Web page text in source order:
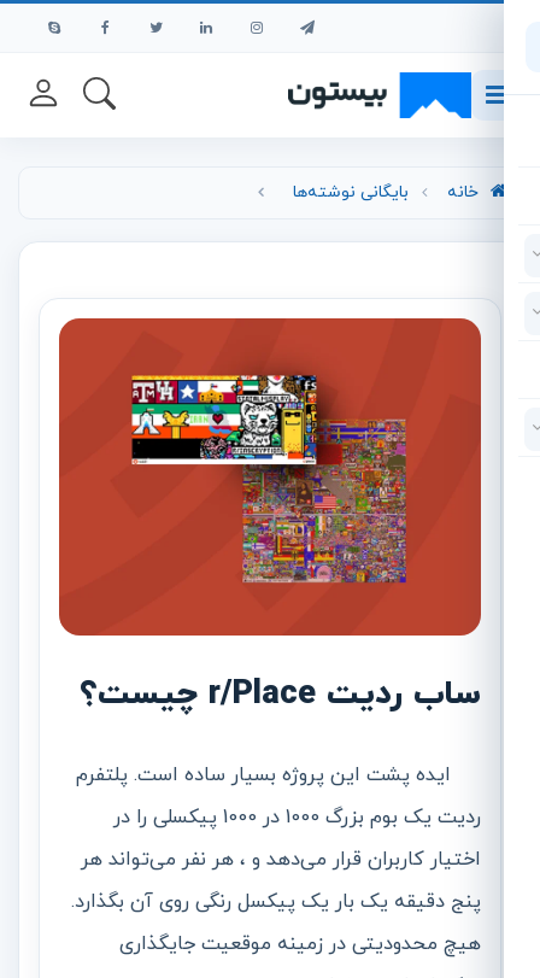
خانه بایگانی نوشته‌ها
ساب ردیت r/Place چیست؟
ایده پشت این پروژه بسیار ساده است. پلتفرم
ردیت یک بوم بزرگ 1000 در 1000 پیکسلی را در
اختیار کاربران قرار می‌دهد و ، هر نفر می‌تواند هر
پنج دقیقه یک بار یک پیکسل رنگی روی آن بگذارد.
هیچ محدودیتی در زمینه موقعیت جایگذاری